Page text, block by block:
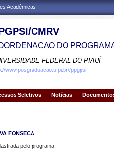
Acadêmicas
CMRV
DO
FEDERAL DO PIAUÍ
www.posgraduacao.ufpi.br//ppgpsi
Seletivos Notícias
FONSECA
pelo programa.